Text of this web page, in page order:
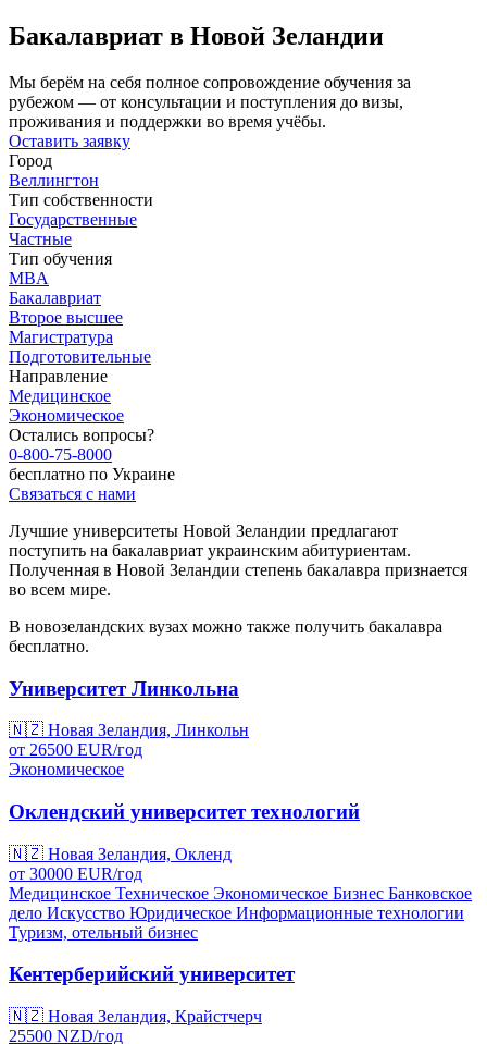
Бакалавриат в Новой Зеландии
Мы берём на себя полное сопровождение обучения за
рубежом — от консультации и поступления до визы,
проживания и поддержки во время учёбы.
Оставить заявку
Город
Веллингтон
Тип собственности
Государственные
Частные
Тип обучения
MBA
Бакалавриат
Второе высшее
Магистратура
Подготовительные
Направление
Медицинское
Экономическое
Остались вопросы?
0-800-75-8000
бесплатно по Украине
Связаться с нами
Лучшие университеты Новой Зеландии предлагают
поступить на бакалавриат украинским абитуриентам.
Полученная в Новой Зеландии степень бакалавра признается
во всем мире.
В новозеландских вузах можно также получить бакалавра
бесплатно.
Университет Линкольна
🇳🇿 Новая Зеландия, Линкольн
от 26500 EUR/год
Экономическое
Оклендский университет технологий
🇳🇿 Новая Зеландия, Окленд
от 30000 EUR/год
Медицинское Техническое Экономическое Бизнес Банковское
дело Искусство Юридическое Информационные технологии
Туризм, отельный бизнес
Кентерберийский университет
🇳🇿 Новая Зеландия, Крайстчерч
25500 NZD/год